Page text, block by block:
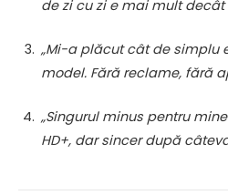
de zi cu zi e mai mult decât
„Mi-a plăcut cât de simplu
model. Fără reclame, fără
„Singurul minus pentru
HD+, dar sincer după